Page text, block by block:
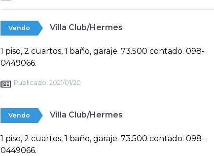
Vendo Villa Club/Hermes
1 piso, 2 cuartos, 1 baño, garaje. 73.500 contado. 098-
0449066.
Publicado: 2021/01/20
Vendo Villa Club/Hermes
1 piso, 2 cuartos, 1 baño, garaje. 73.500 contado. 098-
0449066.